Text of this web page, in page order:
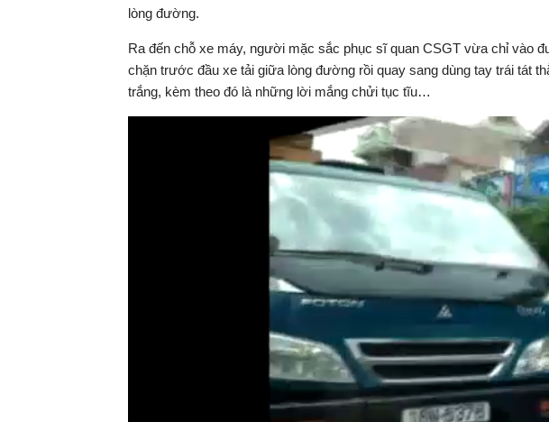
lòng đường.
Ra đến chỗ xe máy, người mặc sắc phục sĩ quan CSGT vừa chỉ vào
chặn trước đầu xe tải giữa lòng đường rồi quay sang dùng tay trái tát
trắng, kèm theo đó là những lời mắng chửi tục tĩu…